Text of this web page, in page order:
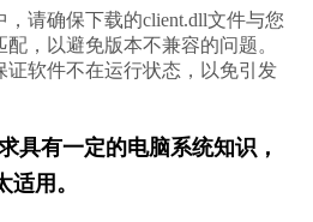
，以避免版本不兼容的问题。
证软件不在运行状态，以免引发
具有一定的电脑系统知识，
用。